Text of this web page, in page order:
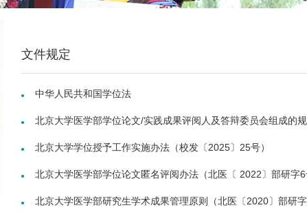
文件规定
中华人民共和国学位法
北京大学医学部学位论文/实践成果评阅人及答辩委员会组成的
北京大学学位授予工作实施办法（校发〔2025〕25号）
北京大学医学部学位论文匿名评阅办法（北医〔 2022〕部研字6
北京大学医学部研究生学术成果管理原则（北医〔2020〕部研字